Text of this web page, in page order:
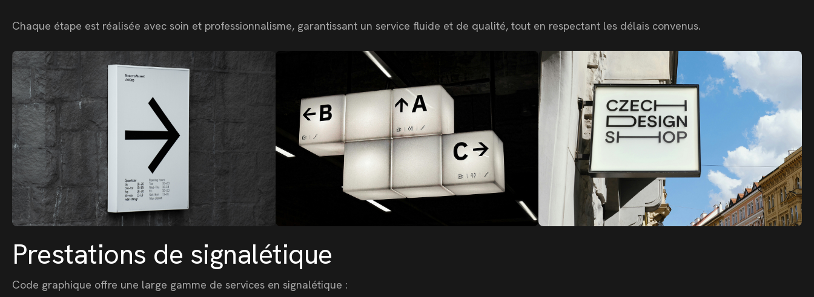
Chaque étape est réalisée avec soin et professionnalisme, garantissant un service fluide et de qualité, tout en respectant les délais convenus.
Prestations de signalétique
Code graphique offre une large gamme de services en signalétique :